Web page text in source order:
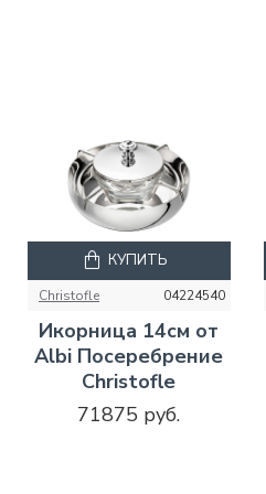
Christofle 04224540
Икорница 14см от
Albi Посеребрение
Christofle
71875 руб.
КУПИТЬ